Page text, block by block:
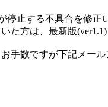
止する不具合を修正
た方は、最新版
手数ですが下記メール